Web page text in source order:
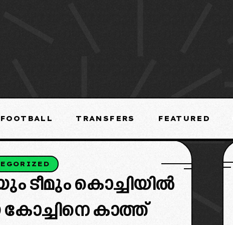
FOOTBALL TRANSFERS FEATURED
കൊച്ചിയിൽ
കാത്ത്